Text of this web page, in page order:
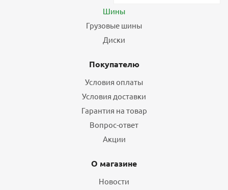
Шины
Грузовые шины
Диски
Покупателю
Условия оплаты
Условия доставки
Гарантия на товар
Вопрос-ответ
Акции
О магазине
Новости